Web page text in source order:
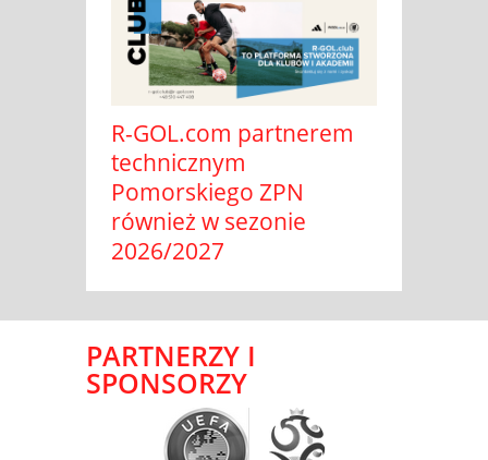
R-GOL.com partnerem
technicznym
Pomorskiego ZPN
również w sezonie
2026/2027
PARTNERZY I
SPONSORZY